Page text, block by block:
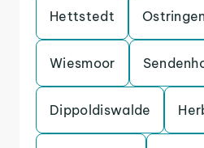
Hettstedt Ostringen
Wiesmoor
Dippoldiswalde